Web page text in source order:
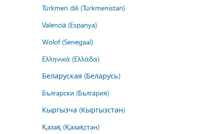
Türkmen dili (Türkmenistan)
Valencià (Espanya)
Wolof (Senegaal)
Ελληνικά (Ελλάδα)
Беларуская (Беларусь)
Български (България)
Кыргызча (Кыргызстан)
Қазақ (Қазақстан)